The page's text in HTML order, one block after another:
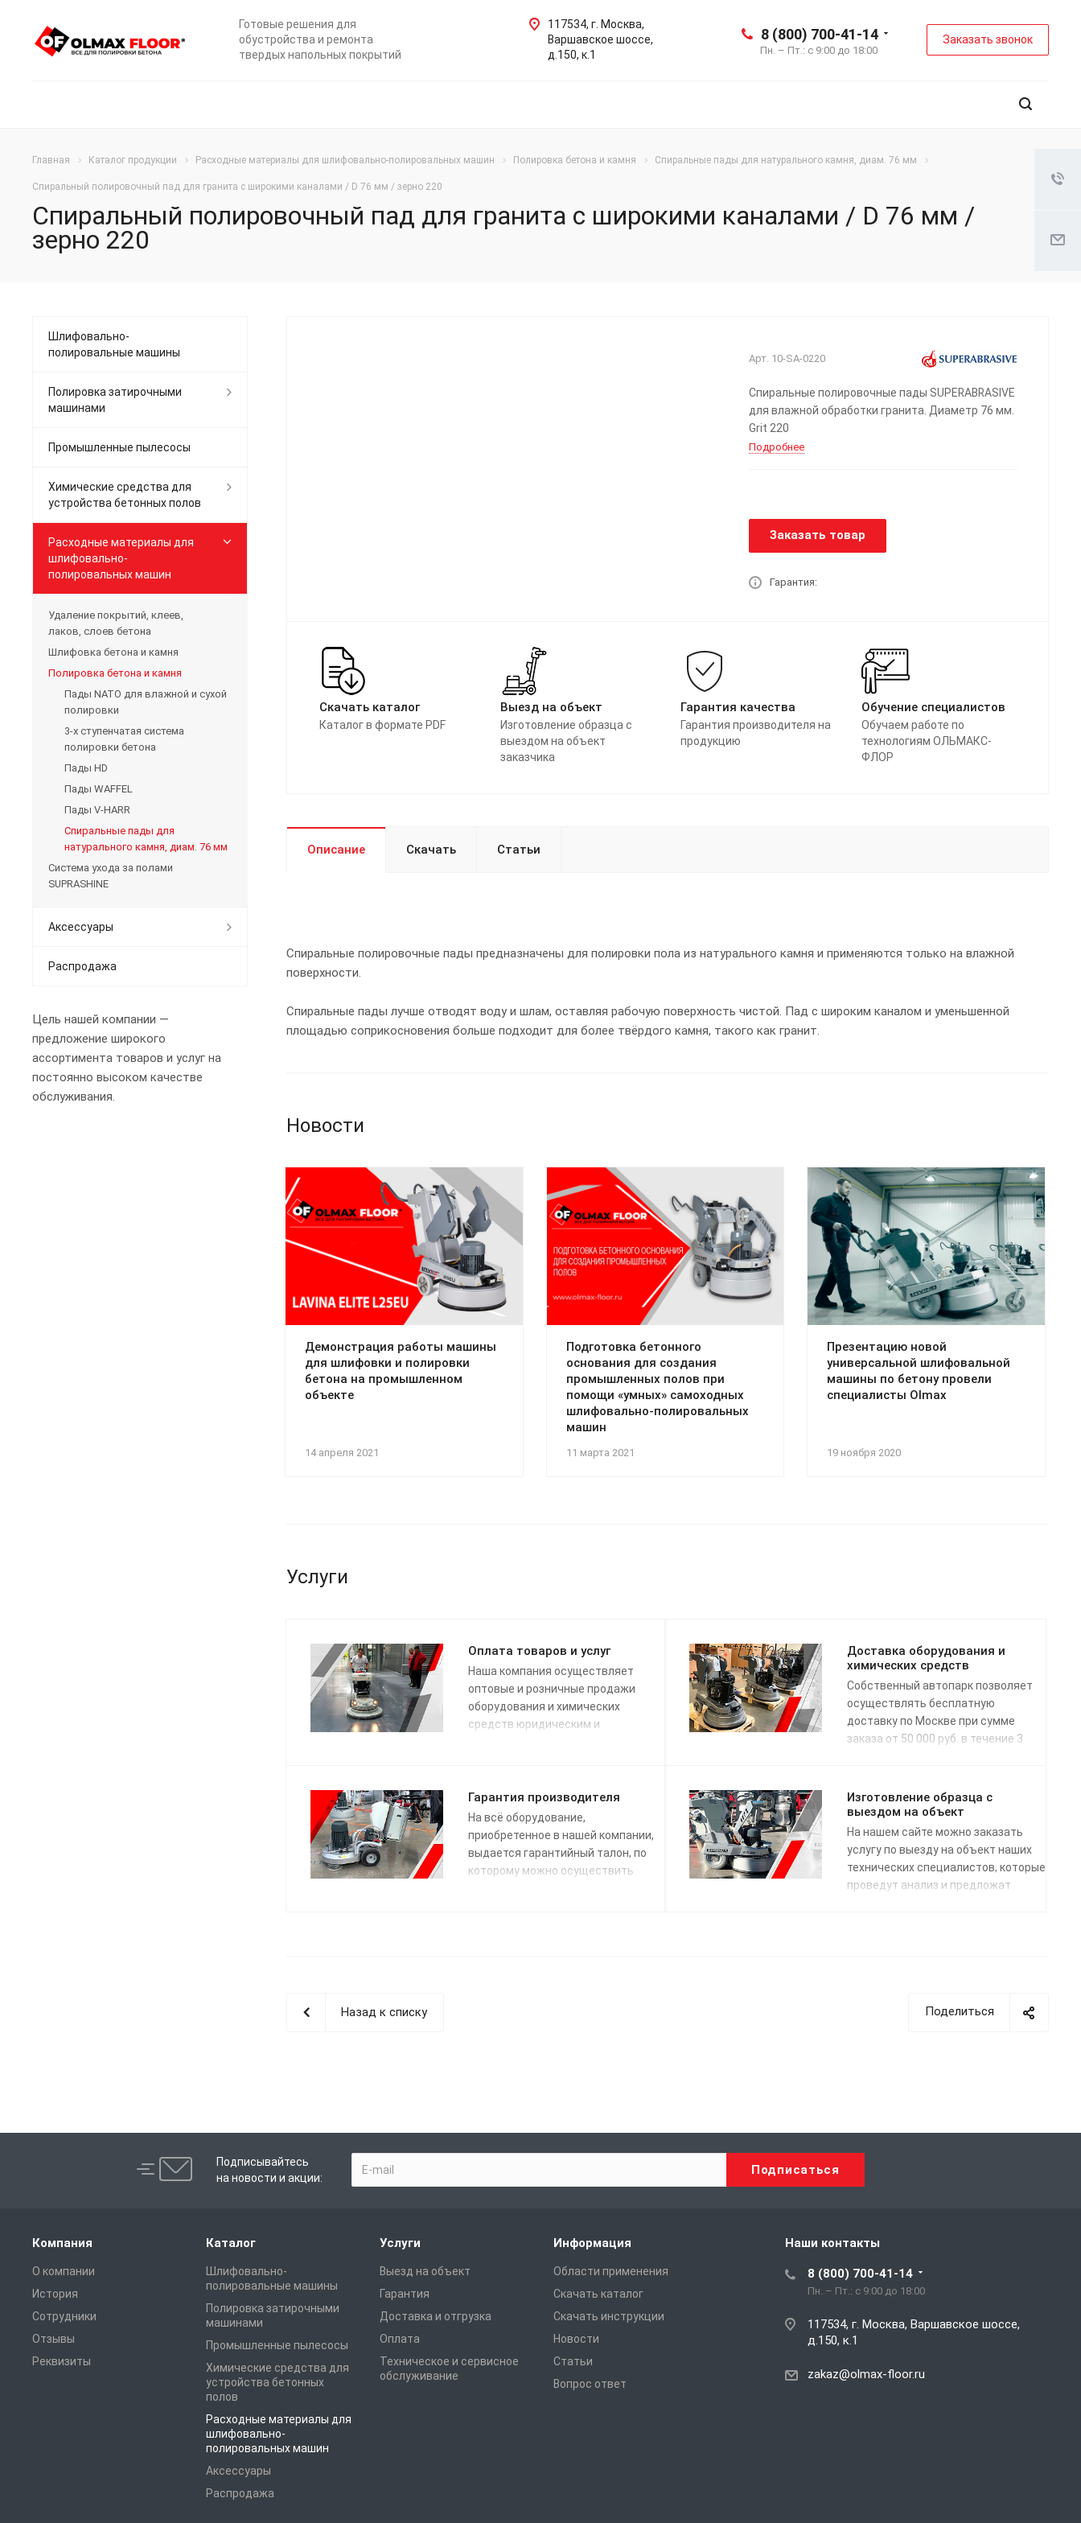
Готовые решения для
обустройства и ремонта
твердых напольных покрытий
8 (800) 700-41-14
Пн. – Пт.: с 9:00 до 18:00
Заказать звонок
117534, г. Москва,
Варшавское шоссе,
д.150, к.1
Главная Каталог продукции Расходные материалы для шлифовально-полировальных машин Полировка бетона и камня Спиральные пады для натурального камня, диам. 76 мм
Спиральный полировочный пад для гранита с широкими каналами / D 76 мм / зерно 220
Спиральный полировочный пад для гранита с широкими каналами / D 76 мм /
зерно 220
Арт. 10-SA-0220
Спиральные полировочные пады SUPERABRASIVE
для влажной обработки гранита. Диаметр 76 мм.
Grit 220
Подробнее
Заказать товар
Гарантия:
Скачать каталог
Каталог в формате PDF
Выезд на объект
Изготовление образца с
выездом на объект
заказчика
Гарантия качества
Гарантия производителя на
продукцию
Обучение специалистов
Обучаем работе по
технологиям ОЛЬМАКС-
ФЛОР
Описание Скачать Статьи
Спиральные полировочные пады предназначены для полировки пола из натурального камня и применяются только на влажной
поверхности.
Спиральные пады лучше отводят воду и шлам, оставляя рабочую поверхность чистой. Пад с широким каналом и уменьшенной
площадью соприкосновения больше подходит для более твёрдого камня, такого как гранит.
Новости
14 апреля 2021
Демонстрация работы машины
для шлифовки и полировки
бетона на промышленном
объекте
11 марта 2021
Подготовка бетонного
основания для создания
промышленных полов при
помощи «умных» самоходных
шлифовально-полировальных
машин
19 ноября 2020
Презентацию новой
универсальной шлифовальной
машины по бетону провели
специалисты Olmax
Услуги
Оплата товаров и услуг
Наша компания осуществляет
оптовые и розничные продажи
оборудования и химических
средств юридическим и
Доставка оборудования и
химических средств
Собственный автопарк позволяет
осуществлять бесплатную
доставку по Москве при сумме
заказа от 50 000 руб. в течение 3
осуществляется одной из
транспортных компаний (на выбор)
в соответствии с графиком
отправки.
Гарантия производителя
На всё оборудование,
приобретенное в нашей компании,
выдается гарантийный талон, по
которому можно осуществить
Изготовление образца с
выездом на объект
На нашем сайте можно заказать
услугу по выезду на объект наших
технических специалистов, которые
проведут анализ и предложат
Поделиться
Назад к списку
Шлифовально-
полировальные машины
Полировка затирочными
машинами
Промышленные пылесосы
Химические средства для
устройства бетонных полов
Расходные материалы для
шлифовально-
полировальных машин
Удаление покрытий, клеев,
лаков, слоев бетона
Шлифовка бетона и камня
Полировка бетона и камня
Пады NATO для влажной и сухой
полировки
3-х ступенчатая система
полировки бетона
Пады HD
Пады WAFFEL
Пады V-HARR
Спиральные пады для
натурального камня, диам. 76 мм
Система ухода за полами
SUPRASHINE
Аксессуары
Распродажа
Цель нашей компании —
предложение широкого
ассортимента товаров и услуг на
постоянно высоком качестве
обслуживания.
Подписывайтесь
на новости и акции:
Компания
О компании
История
Сотрудники
Отзывы
Реквизиты
Каталог
Шлифовально-
полировальные машины
Полировка затирочными
машинами
Промышленные пылесосы
Химические средства для
устройства бетонных
полов
Расходные материалы для
шлифовально-
полировальных машин
Аксессуары
Распродажа
Услуги
Выезд на объект
Гарантия
Доставка и отгрузка
Оплата
Техническое и сервисное
обслуживание
Информация
Области применения
Скачать каталог
Скачать инструкции
Новости
Статьи
Вопрос ответ
Наши контакты
8 (800) 700-41-14
Пн. – Пт.: с 9:00 до 18:00
117534, г. Москва, Варшавское шоссе,
д.150, к.1
zakaz@olmax-floor.ru